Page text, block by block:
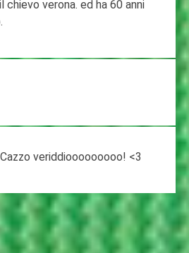
chievo verona. ed ha 60 anni
veriddiooooooooo! <3